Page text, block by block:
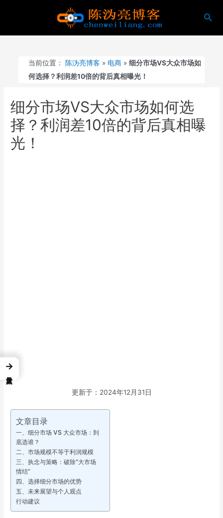
搜
当前位置： 陈沩亮博客 » 电商 »细分市场VS大众市场如
何选择？利润差10倍的背后真相曝光！
细分市场VS大众市场如何选
择？利润差10倍的背后真相曝
光！
更新于：2024年12月31日
文章目录
一、细分市场 VS 大众市场：到
底选谁？
二、市场规模不等于利润规模
三、执念与策略：破除“大市场
情结”
四、选择细分市场的优势
五、未来展望与个人观点
行动建议
→